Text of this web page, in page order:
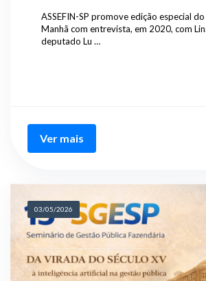
ASSEFIN-SP promove edição especial
Manhã com entrevista, em 2020, com
deputado Lu …
Ver mais
03/05/2026